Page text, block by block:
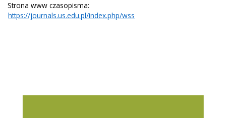
Strona www czasopisma:
https://journals.us.edu.pl/index.php/wss